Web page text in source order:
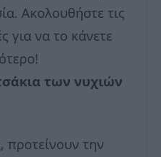
Ακολουθήστε τις
για να το κάνετε
των νυχιών
προτείνουν την